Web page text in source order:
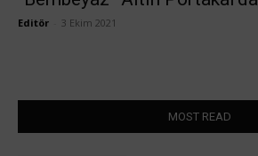
Editör 3 Ekim 2021
MOST READ